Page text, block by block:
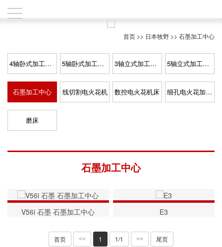
首页 >> 日本牧野 >> 石墨加工中心
4轴卧式加工中心 5轴卧式加工中心 3轴立式加工中心 5轴立式加工中心
石墨加工中心 线切割电火花机 数控电火花机床 细孔电火花加工机床
磨床
石墨加工中心
V56i 石墨 石墨加工中心 E3
首页 << 1 1/1 >> 尾页